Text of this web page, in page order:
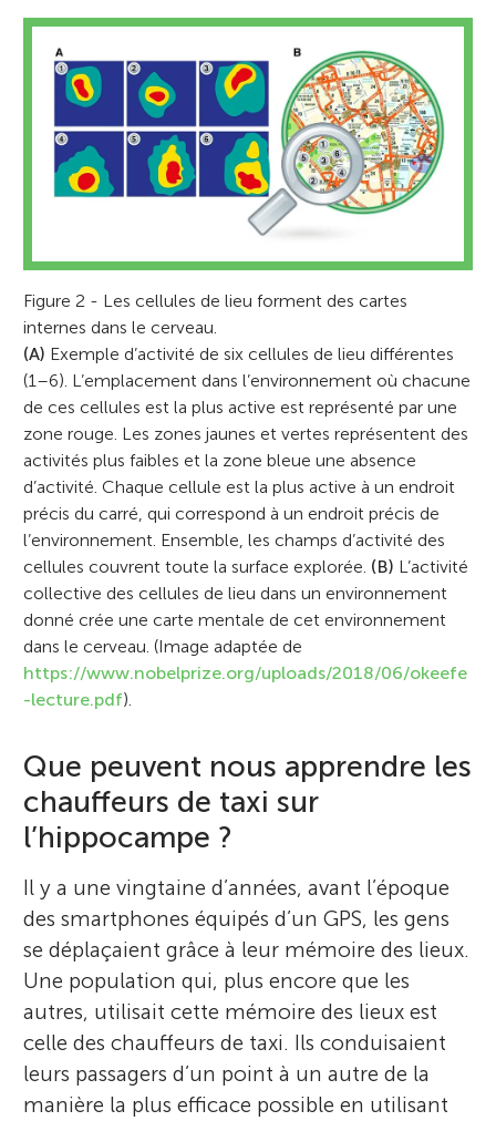
Figure 2 - Les cellules de lieu forment des cartes
internes dans le cerveau.
(A) Exemple d’activité de six cellules de lieu différentes
(1–6). L’emplacement dans l’environnement où chacune
de ces cellules est la plus active est représenté par une
zone rouge. Les zones jaunes et vertes représentent des
activités plus faibles et la zone bleue une absence
d’activité. Chaque cellule est la plus active à un endroit
précis du carré, qui correspond à un endroit précis de
l’environnement. Ensemble, les champs d’activité des
cellules couvrent toute la surface explorée. (B) L’activité
collective des cellules de lieu dans un environnement
donné crée une carte mentale de cet environnement
dans le cerveau. (Image adaptée de
https://www.nobelprize.org/uploads/2018/06/okeefe
-lecture.pdf).
Que peuvent nous apprendre les
chauffeurs de taxi sur
l’hippocampe ?
Il y a une vingtaine d’années, avant l’époque
des smartphones équipés d’un GPS, les gens
se déplaçaient grâce à leur mémoire des lieux.
Une population qui, plus encore que les
autres, utilisait cette mémoire des lieux est
celle des chauffeurs de taxi. Ils conduisaient
leurs passagers d’un point à un autre de la
manière la plus efficace possible en utilisant